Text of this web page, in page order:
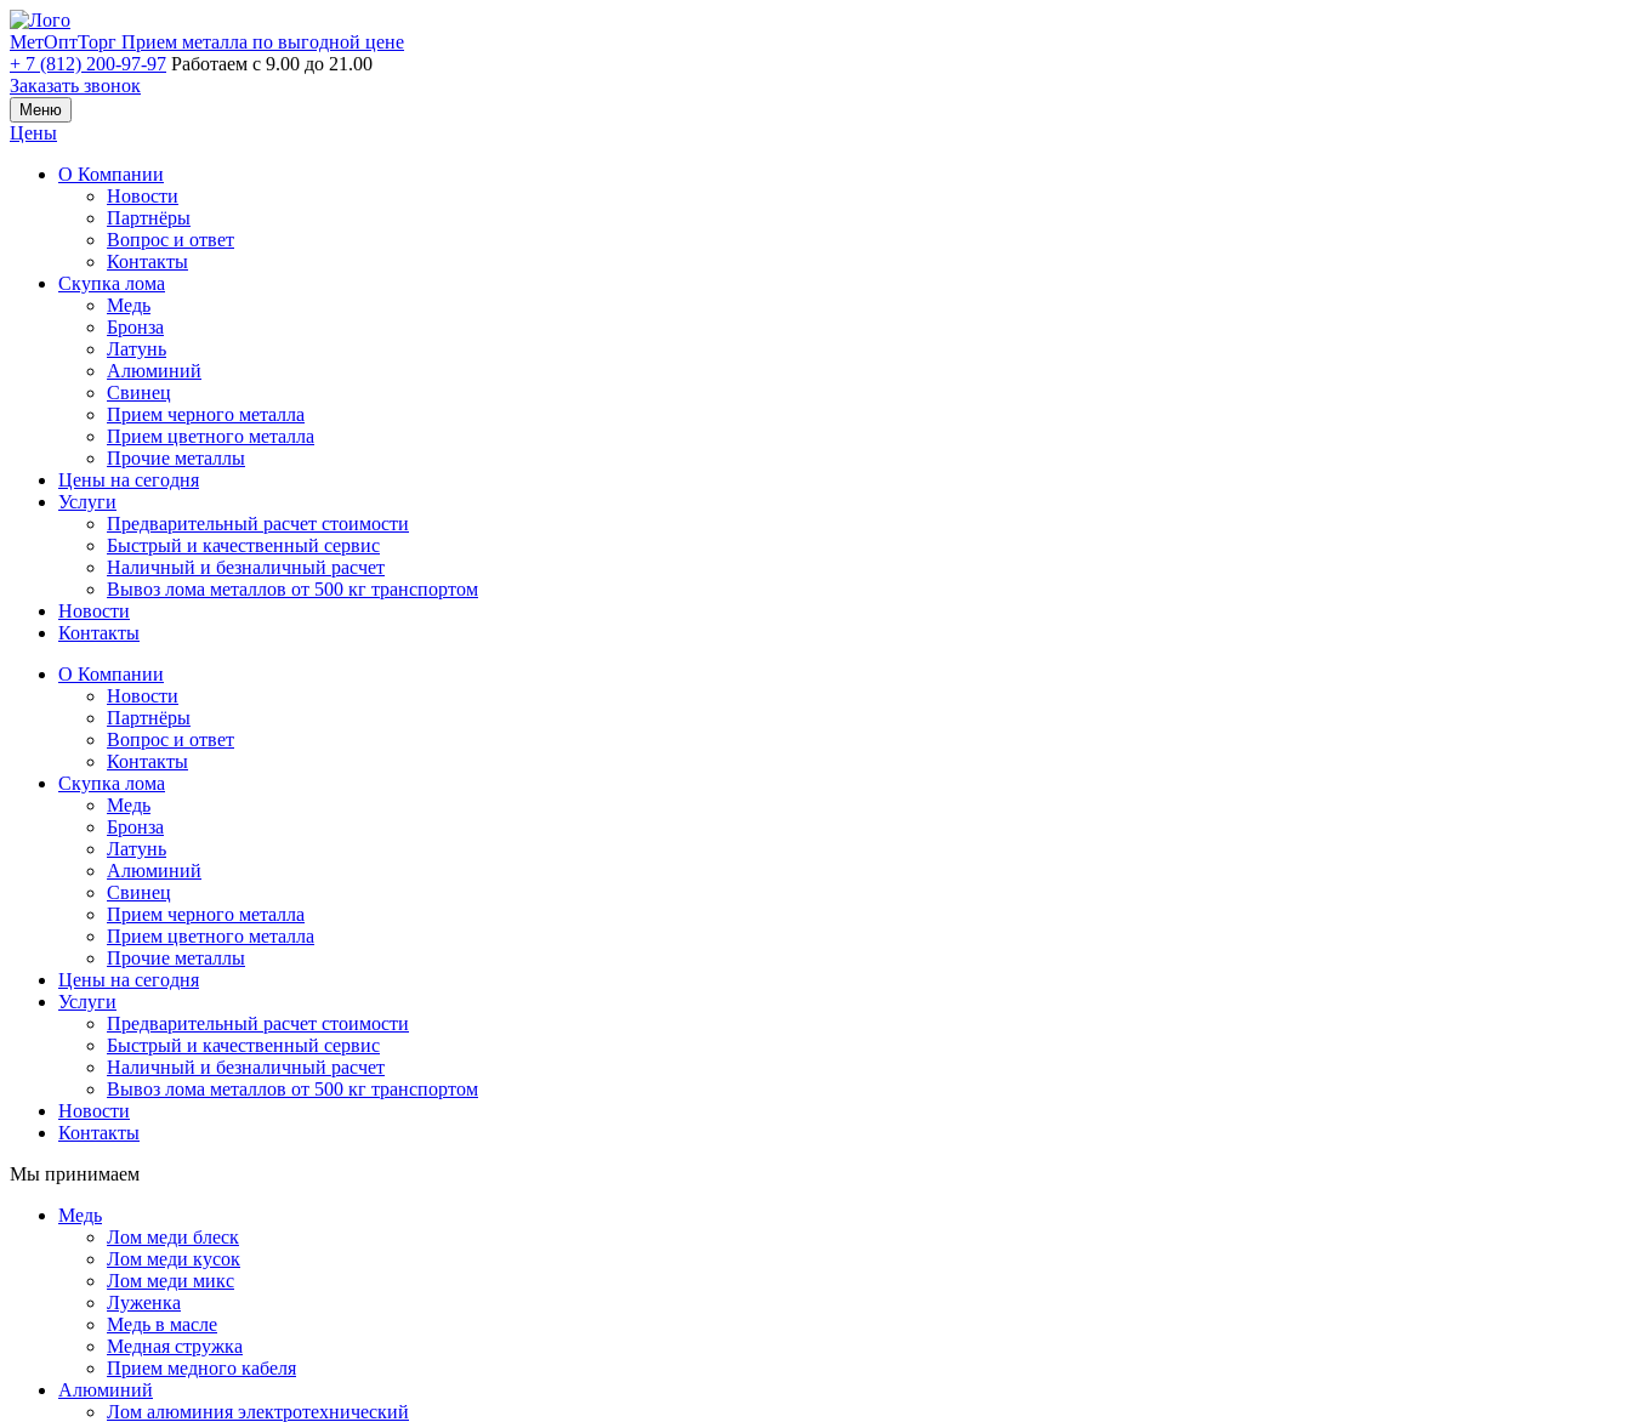
МетОптТорг Прием металла по выгодной цене
+ 7 (812) 200-97-97 Работаем с 9.00 до 21.00
Заказать звонок
Меню
Цены
О Компании
Новости
Партнёры
Вопрос и ответ
Контакты
Скупка лома
Медь
Бронза
Латунь
Алюминий
Свинец
Прием черного металла
Прием цветного металла
Прочие металлы
Цены на сегодня
Услуги
Предварительный расчет стоимости
Быстрый и качественный сервис
Наличный и безналичный расчет
Вывоз лома металлов от 500 кг транспортом
Новости
Контакты
О Компании
Новости
Партнёры
Вопрос и ответ
Контакты
Скупка лома
Медь
Бронза
Латунь
Алюминий
Свинец
Прием черного металла
Прием цветного металла
Прочие металлы
Цены на сегодня
Услуги
Предварительный расчет стоимости
Быстрый и качественный сервис
Наличный и безналичный расчет
Вывоз лома металлов от 500 кг транспортом
Новости
Контакты
Мы принимаем
Медь
Лом меди блеск
Лом меди кусок
Лом меди микс
Луженка
Медь в масле
Медная стружка
Прием медного кабеля
Алюминий
Лом алюминия электротехнический